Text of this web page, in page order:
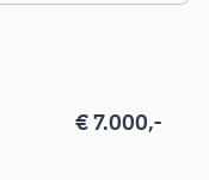
€ 7.000,-